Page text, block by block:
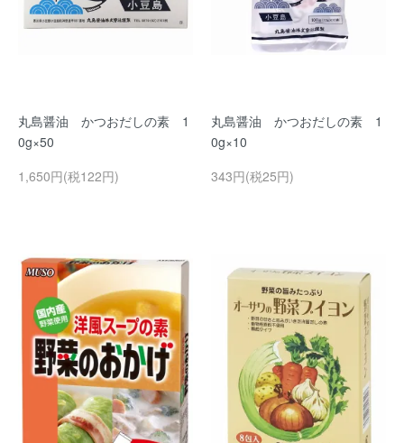
丸島醤油 かつおだしの素 1
0g×50
1,650円(税122円)
丸島醤油 かつおだしの素 1
0g×10
343円(税25円)